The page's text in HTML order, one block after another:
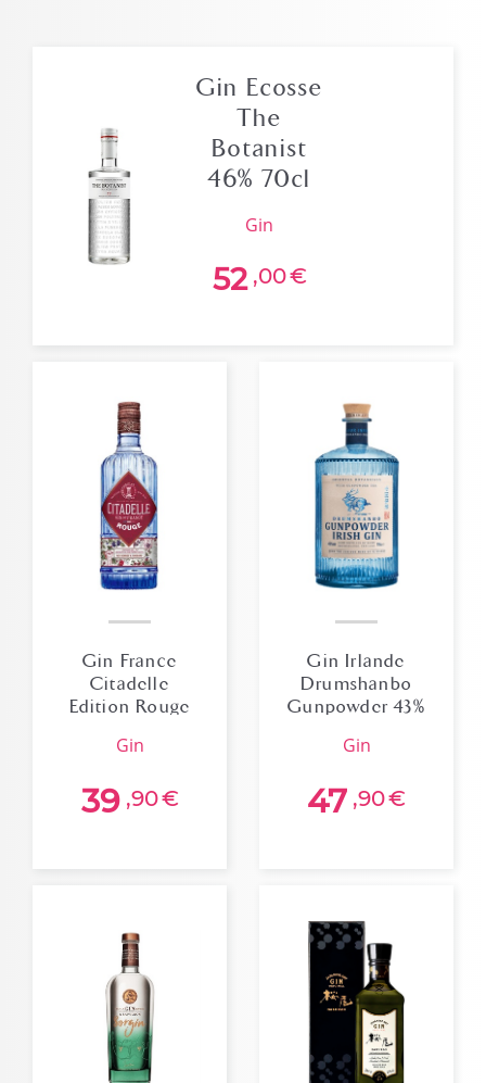
Gin Ecosse
The
Botanist
46% 70cl
gin
52 ,00€
Gin France
Citadelle
Edition Rouge
gin
39 ,90€
Gin Irlande
Drumshanbo
Gunpowder 43%
gin
47 ,90€